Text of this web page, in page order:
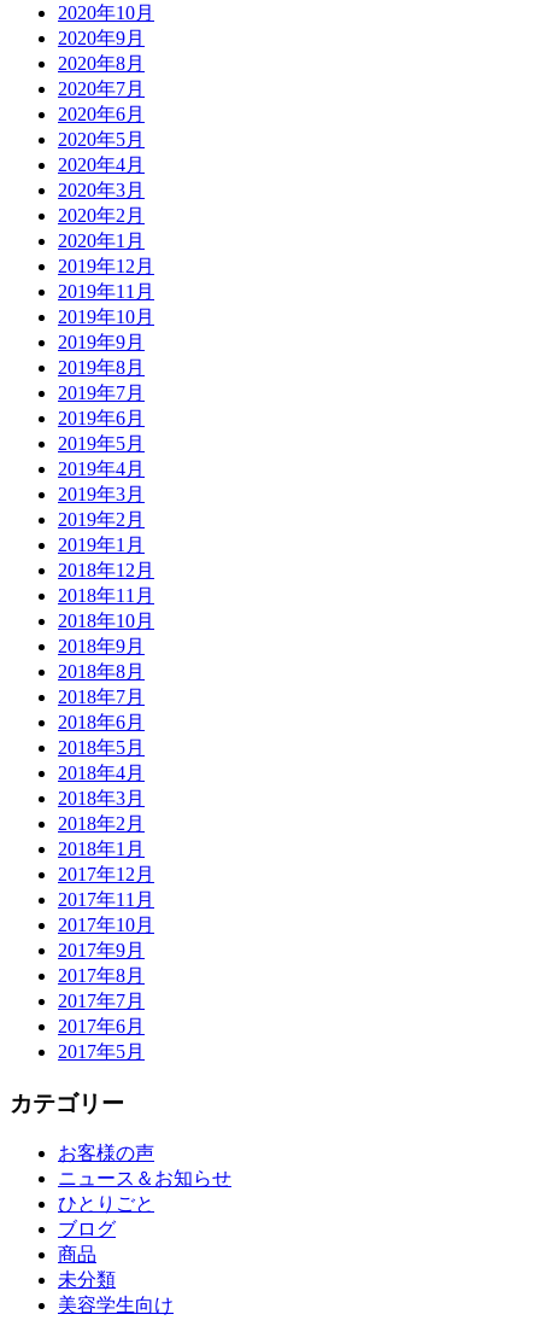
2020年10月
2020年9月
2020年8月
2020年7月
2020年6月
2020年5月
2020年4月
2020年3月
2020年2月
2020年1月
2019年12月
2019年11月
2019年10月
2019年9月
2019年8月
2019年7月
2019年6月
2019年5月
2019年4月
2019年3月
2019年2月
2019年1月
2018年12月
2018年11月
2018年10月
2018年9月
2018年8月
2018年7月
2018年6月
2018年5月
2018年4月
2018年3月
2018年2月
2018年1月
2017年12月
2017年11月
2017年10月
2017年9月
2017年8月
2017年7月
2017年6月
2017年5月
カテゴリー
お客様の声
ニュース＆お知らせ
ひとりごと
ブログ
商品
未分類
美容学生向け